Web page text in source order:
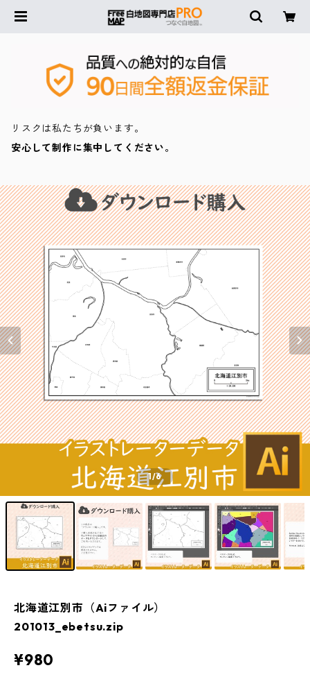
リスクは私たちが負います。
安心して制作に集中してください。
1/6
北海道江別市（Aiファイル）
201013_ebetsu.zip
¥980